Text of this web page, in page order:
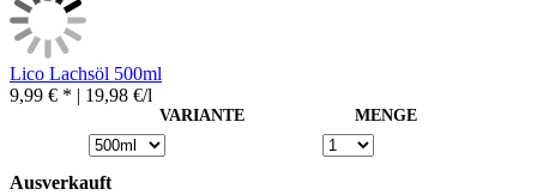
Lico Lachsöl 500ml
9,99 € * | 19,98 €/l
VARIANTE MENGE
Ausverkauft